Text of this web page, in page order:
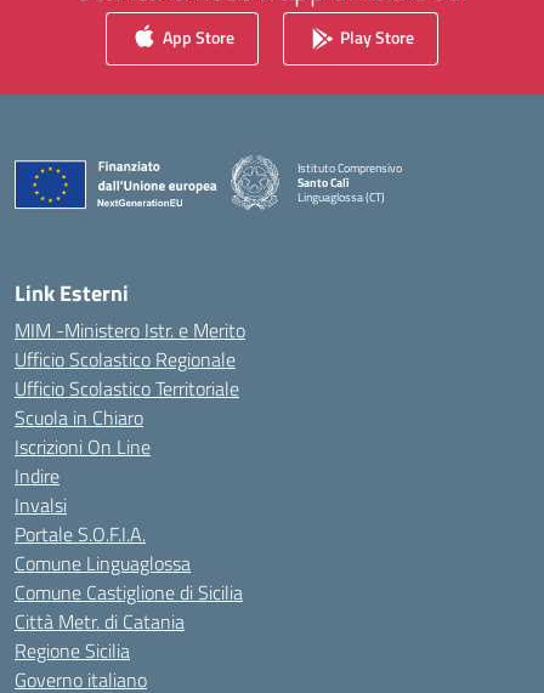
App Store Play Store
Istituto Comprensivo
Santo Calì
Linguaglossa (CT)
— Visita la pagina iniziale della scuola
Link Esterni
MIM -Ministero Istr. e Merito
Ufficio Scolastico Regionale
Ufficio Scolastico Territoriale
Scuola in Chiaro
Iscrizioni On Line
Indire
Invalsi
Portale S.O.F.I.A.
Comune Linguaglossa
Comune Castiglione di Sicilia
Città Metr. di Catania
Regione Sicilia
Governo italiano